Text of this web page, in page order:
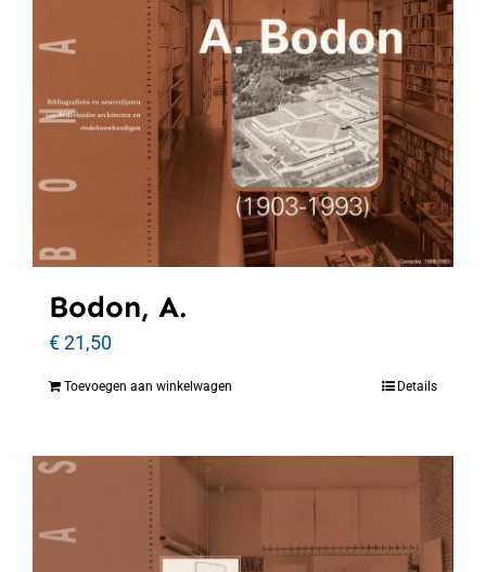
Bodon, A.
€21,50
Toevoegen aan winkelwagen Details